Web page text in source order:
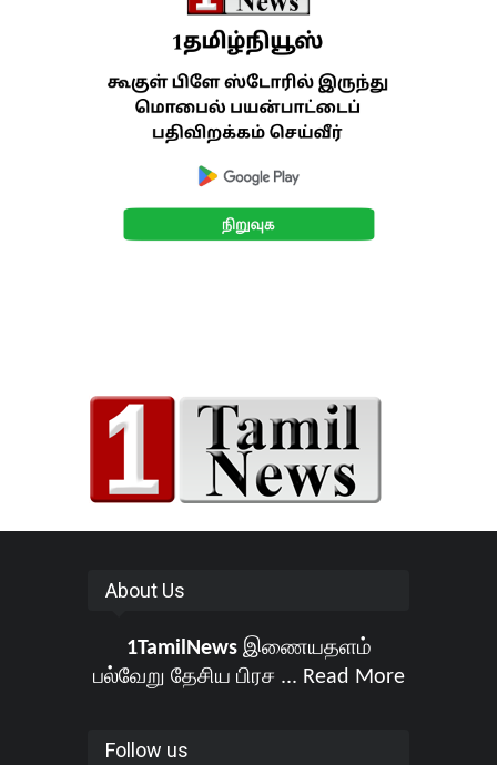
About Us
1TamilNewsஇணையதளம்
பல்வேறு தேசிய பிரச ... Read More
Follow us